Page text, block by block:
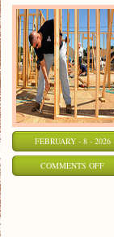
FEBRUARY - 8 - 2026
COMMENTS OFFON